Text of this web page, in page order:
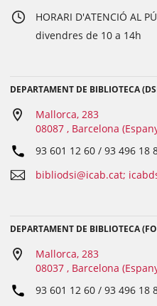
HORARI D'ATENCIÓ AL
divendres de 10 a 14h
DEPARTAMENT DE BIBLIOTECA
Mallorca, 283
08087 , Barcelona
93 601 12 60 / 93 496 18
bibliodsi@icab.cat;
DEPARTAMENT DE BIBLIOTECA
Mallorca, 283
08037 , Barcelona
93 601 12 60 / 93 496 18